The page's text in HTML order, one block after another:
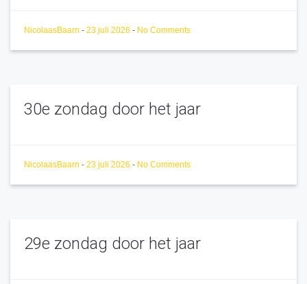
NicolaasBaarn - 23 juli 2026 - No Comments
30e zondag door het jaar
NicolaasBaarn - 23 juli 2026 - No Comments
29e zondag door het jaar